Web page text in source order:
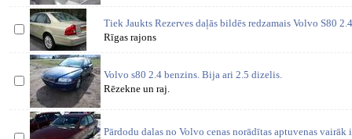
Tiek Jaukts Rezerves daļās bildēs redzamais Volvo S80
Rīgas rajons
Volvo s80 2.4 benzins. Bija ari 2.5 dizelis.
Rēzekne un raj.
Pārdodu dalas no Volvo cenas norādītas aptuvenas vairāk